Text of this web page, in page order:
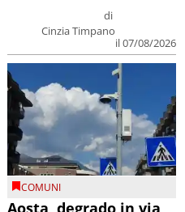
di
Cinzia Timpano
il 07/08/2026
COMUNI
Aosta, degrado in via